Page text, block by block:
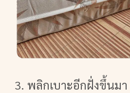
3. พลิกเบาะอีกฝั่งขึ้นมา